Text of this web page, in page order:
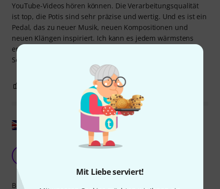
Mit Liebe serviert!
YouTube-Videos hören können. Die Verarbeitungsqualität
ist top, die Potis sind sehr präzise und wertig. Und es ist ein
Pedal, das zu neuer Musik, neuen Kompositionen und
neuen Klängen inspiriert. Ich kann es jedem wärmstens
empfehlen, der gerne abseits der üblichen Overdrive-
Schemata mit neuen Farben experimentieren möchte.
BEWERTUNG MELDEN
Sehr schöner Konsolenvorverstärker
Bedienung